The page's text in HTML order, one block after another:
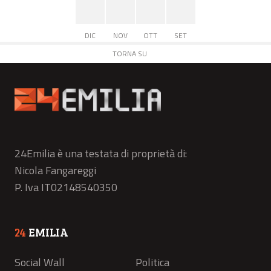
DIC NOV OTT
SET
TORNA SU
24Emilia è una testata di proprietà di:
Nicola Fangareggi
P. Iva IT02148540350
24 EMILIA
Social Wall Politica